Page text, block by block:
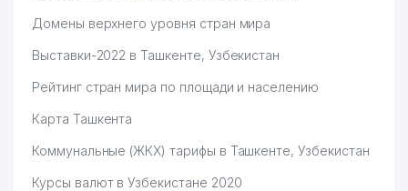
Домены верхнего уровня стран мира
Выставки-2022 в Ташкенте, Узбекистан
Рейтинг стран мира по площади и населению
Карта Ташкента
Коммунальные (ЖКХ) тарифы в Ташкенте, Узбекистан
Курсы валют в Узбекистане 2020